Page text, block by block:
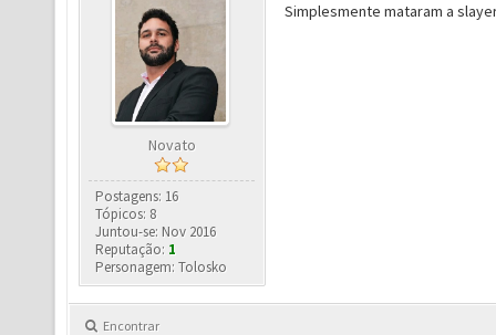
Novato
Postagens: 16
Tópicos: 8
Juntou-se: Nov 2016
Reputação: 1
Personagem: Tolosko
Simplesmente mataram a
Encontrar